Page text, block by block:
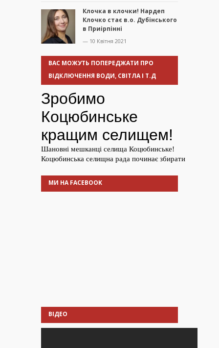
Клочка в клочки! Нардеп
Клочко стає в.о. Дубінського
в Приірпінні
— 10 Квітня 2021
ВАС МОЖУТЬ ПОПЕРЕДЖАТИ ПРО
ВІДКЛЮЧЕННЯ ВОДИ, СВІТЛА І Т.Д
МИ НА FACEBOOK
ВІДЕО